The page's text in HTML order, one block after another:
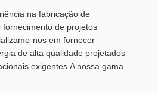
na fabricação de
de projetos
nos em fornecer
de alta qualidade projetados
exigentes.A nossa gama